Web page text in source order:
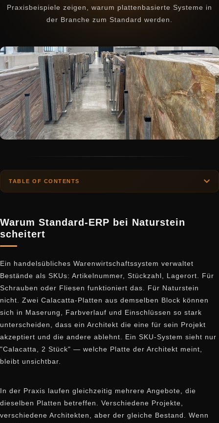
Praxisbeispiele zeigen, warum plattenbasierte Systeme in
der Branche zum Standard werden.
TABLE OF CONTENTS
Warum Standard-ERP bei Naturstein
scheitert
Ein handelsübliches Warenwirtschaftssystem verwaltet
Bestände als SKUs: Artikelnummer, Stückzahl, Lagerort. Für
Schrauben oder Fliesen funktioniert das. Für Naturstein
nicht. Zwei Calacatta-Platten aus demselben Block können
sich in Maserung, Farbverlauf und Einschlüssen so stark
unterscheiden, dass ein Architekt die eine für sein Projekt
akzeptiert und die andere ablehnt. Ein SKU-System sieht nur
"Calacatta, 2 Stück" — welche Platte der Architekt meint,
bleibt unsichtbar.
In der Praxis laufen gleichzeitig mehrere Angebote, die
dieselben Platten betreffen. Verschiedene Projekte,
verschiedene Architekten, aber der gleiche Bestand. Wenn